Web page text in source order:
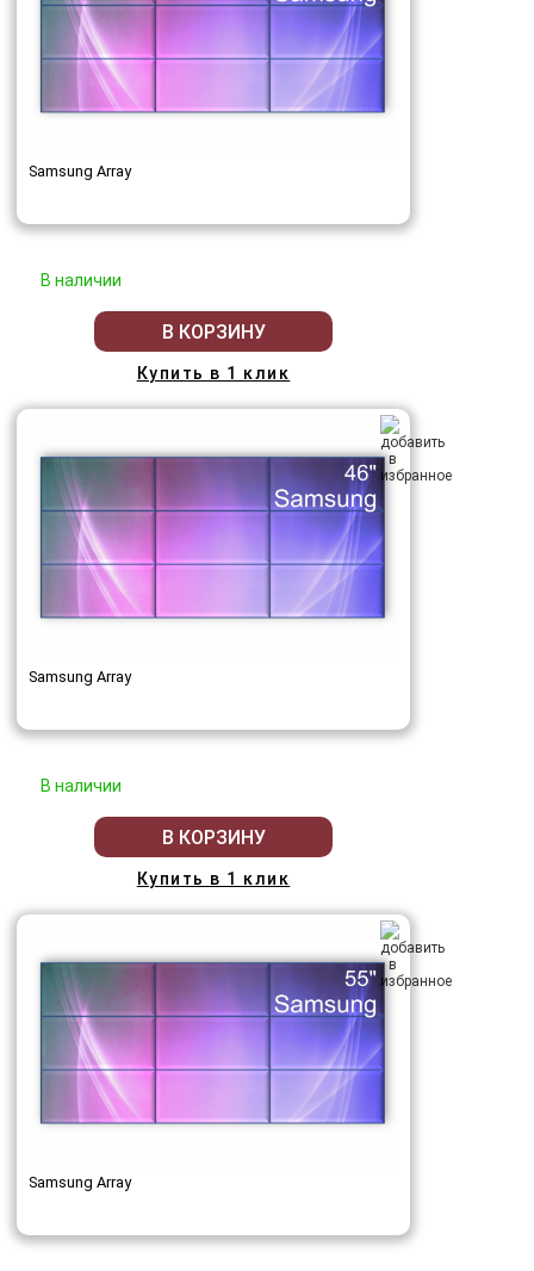
Samsung Array
В наличии
В КОРЗИНУ
Купить в 1 клик
Samsung Array
В наличии
В КОРЗИНУ
Купить в 1 клик
Samsung Array